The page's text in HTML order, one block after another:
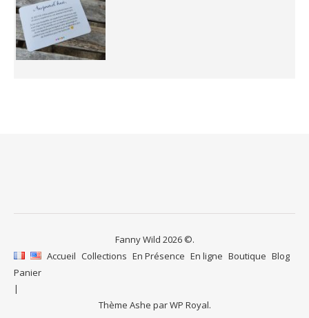
Fanny Wild 2026 ©.
Accueil Collections En Présence En ligne Boutique Blog
Panier
Thème Ashe parWP Royal.